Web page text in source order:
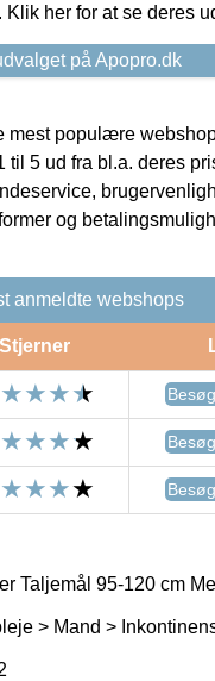
Klik her for at se deres
på Apopro.dk
mest populære
til 5 ud fra bl.a. deres
og
anmeldte webshops
Stjerner
Taljemål 95-120 cm
> Mand >